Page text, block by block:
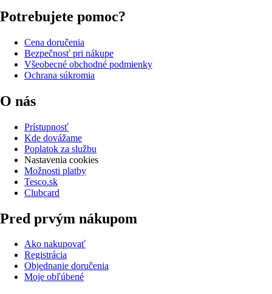
Potrebujete pomoc?
Cena doručenia
Bezpečnosť pri nákupe
Všeobecné obchodné podmienky
Ochrana súkromia
O nás
Prístupnosť
Kde dovážame
Poplatok za službu
Nastavenia cookies
Možnosti platby
Tesco.sk
Clubcard
Pred prvým nákupom
Ako nakupovať
Registrácia
Objednanie doručenia
Moje obľúbené